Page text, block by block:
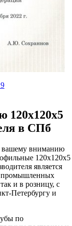
120х120х5
в СПб
вашему вниманию
120х120х5
является
промышленных
и в розницу, с
Петербургу и
по